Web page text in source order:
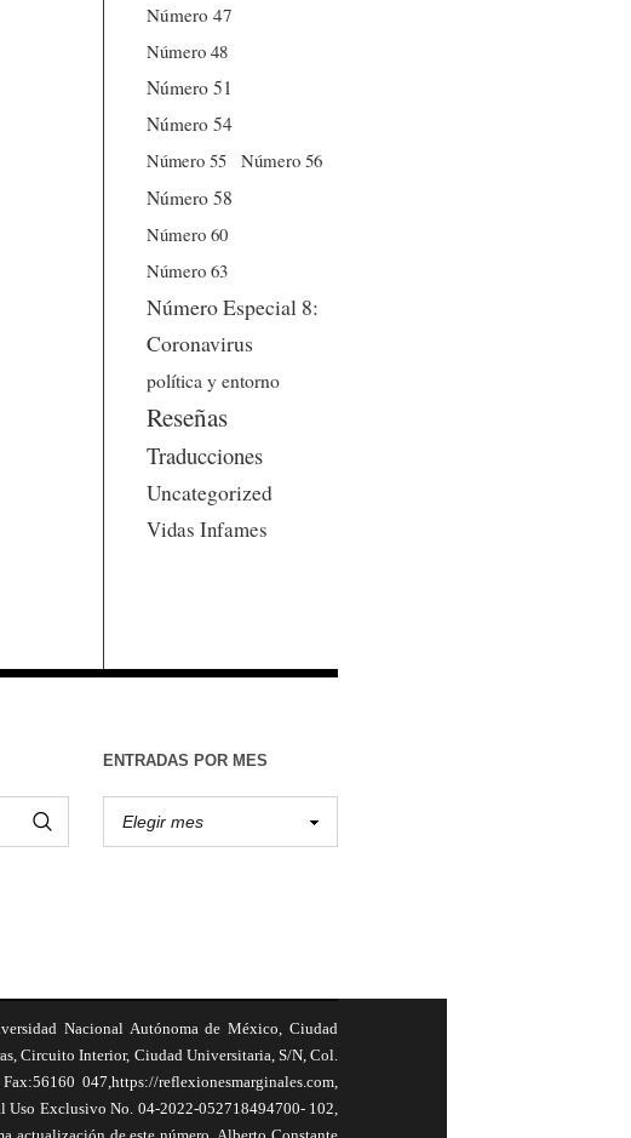
Número 47
Número 48
Número 51
Número 54
Número 55
Número 56
Número 58
Número 60
Número 63
Número Especial 8:
Coronavirus
política y entorno
Reseñas
Traducciones
Uncategorized
Vidas Infames
ENTRADAS POR MES
Nacional Autónoma de México, Ciudad
Circuito Interior, Ciudad Universitaria, S/N, Col.
047,https://reflexionesmarginales.com,
Uso Exclusivo No. 04-2022-052718494700- 102,